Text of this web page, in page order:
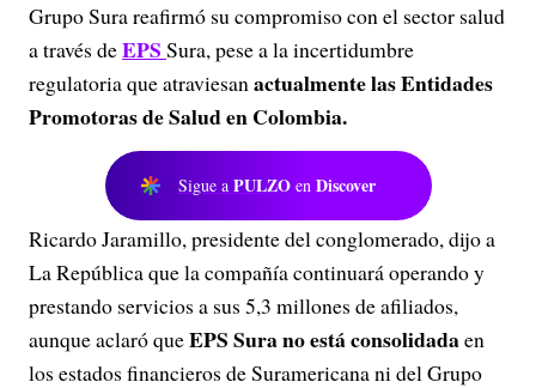
Grupo Sura reafirmó su compromiso con el sector salud
a través deEPS Sura, pese a la incertidumbre
regulatoria que atraviesanactualmente las Entidades
Promotoras de Salud en Colombia.
Sigue a PULZO en Discover
Ricardo Jaramillo, presidente del conglomerado, dijo a
La República que la compañía continuará operando y
prestando servicios a sus 5,3 millones de afiliados,
aunque aclaró queEPS Sura no está consolidadaen
los estados financieros de Suramericana ni del Grupo